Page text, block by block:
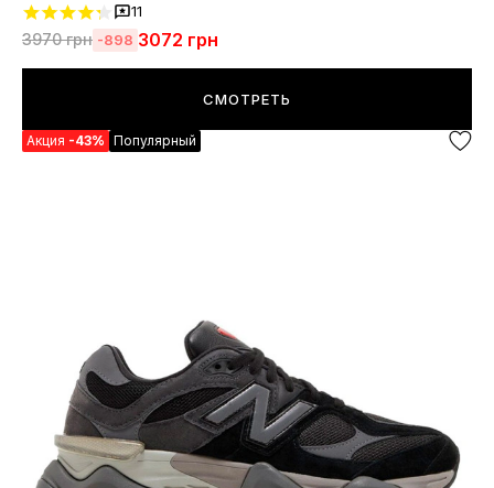
11
3970грн -898 3072 грн
СМОТРЕТЬ
Акция -43% Популярный